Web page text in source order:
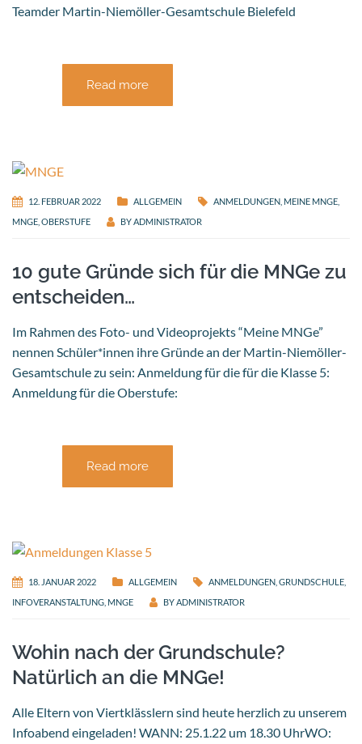
Teamder Martin-Niemöller-Gesamtschule Bielefeld
Read more
12. FEBRUAR 2022 ALLGEMEIN ANMELDUNGEN MEINE MNGE
MNGE OBERSTUFE BY ADMINISTRATOR
10 gute Gründe sich für die MNGe zu
entscheiden…
Im Rahmen des Foto- und Videoprojekts “Meine MNGe”
nennen Schüler*innen ihre Gründe an der Martin-Niemöller-
Gesamtschule zu sein: Anmeldung für die für die Klasse 5:
Anmeldung für die Oberstufe:
Read more
18. JANUAR 2022 ALLGEMEIN ANMELDUNGEN GRUNDSCHULE
INFOVERANSTALTUNG MNGE BYADMINISTRATOR
Wohin nach der Grundschule?
Natürlich an die MNGe!
Alle Eltern von Viertklässlern sind heute herzlich zu unserem
Infoabend eingeladen! WANN: 25.1.22 um 18.30 UhrWO: